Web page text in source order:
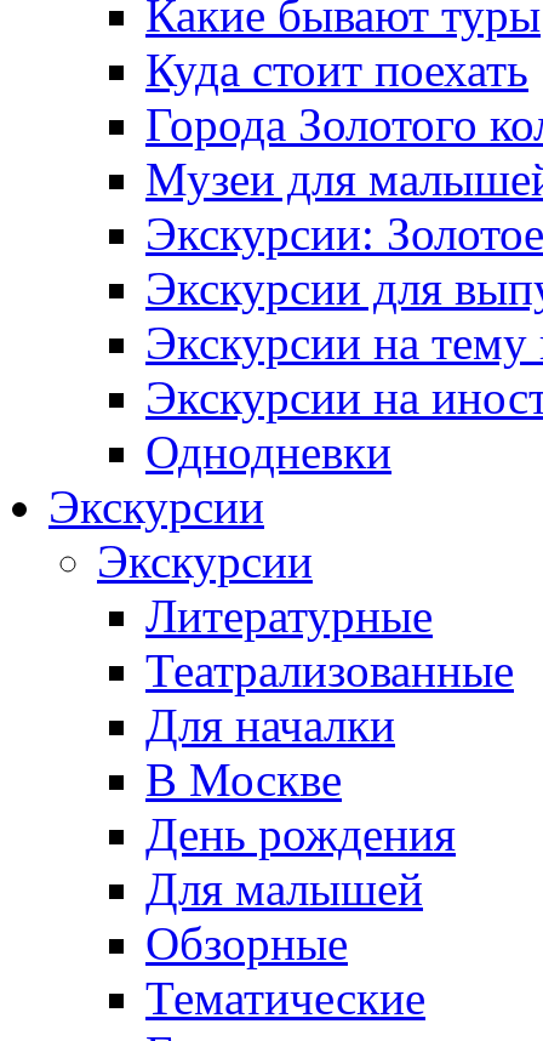
Какие бывают туры
Куда стоит поехать
Города Золотого
Музеи для
Экскурсии:
Экскурсии для
Экскурсии на тему
Экскурсии на
Однодневки
Экскурсии
Экскурсии
Литературные
Театрализованные
Для началки
В Москве
День рождения
Для малышей
Обзорные
Тематические